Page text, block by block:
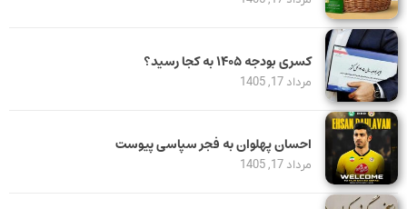
کسری بودجه ۱۴۰۵ به کجا رسید؟
مرداد 17, 1405
احسان پهلوان به فجر سپاسی پیوست
مرداد 17, 1405